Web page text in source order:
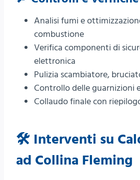
Analisi fumi e
combustione
Verifica componenti di
elettronica
Pulizia scambiatore,
Controllo delle guarnizioni
Collaudo finale con
🛠️ Interventi su
ad Collina Fleming